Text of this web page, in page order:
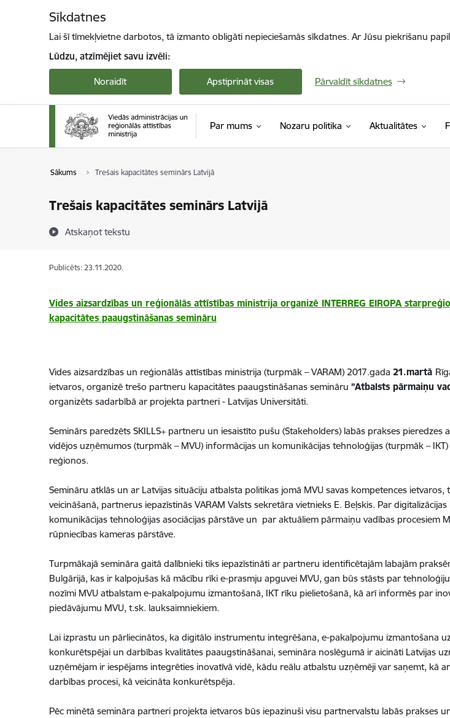
Sīkdatnes
Lai šī tīmekļvietne darbotos, tā izmanto obligāti nepieciešamās sīkdatnes. Ar Jūsu piekrišanu
Lūdzu, atzīmējiet savu izvēli:
Noraidīt Apstiprināt visas Pārvaldīt sīkdatnes
Par mums Nozaru politika Aktualitātes
Sākums Trešais kapacitātes seminārs Latvijā
Trešais kapacitātes seminārs Latvijā
Atskaņot tekstu
Publicēts: 23.11.2020.
Vides aizsardzības un reģionālās attīstības ministrija organizē INTERREG EIROPA
kapacitātes paaugstināšanas semināru
Vides aizsardzības un reģionālās attīstības ministrija (turpmāk – VARAM) 2017.gada 21.martā
ietvaros, organizē trešo partneru kapacitātes paaugstināšanas semināru ”Atbalsts pārmaiņu
organizēts sadarbībā ar projekta partneri - Latvijas Universitāti.
Seminārs paredzēts SKILLS+ partneru un iesaistīto pušu (Stakeholders) labās prakses
vidējos uzņēmumos (turpmāk – MVU) informācijas un komunikācijas tehnoloģijas (turpmāk –
reģionos.
Semināru atklās un ar Latvijas situāciju atbalsta politikas jomā MVU savas kompetences
veicināšanā, partnerus iepazīstinās VARAM Valsts sekretāra vietnieks E. Beļskis. Par
komunikācijas tehnoloģijas asociācijas pārstāve un par aktuāliem pārmaiņu vadības procesiem
rūpniecības kameras pārstāve.
Turpmākajā semināra gaitā dalībnieki tiks iepazīstināti ar partneru identificētajām labajām
Bulgārijā, kas ir kalpojušas kā mācību rīki e-prasmju apguvei MVU, gan būs stāsts par
nozīmi MVU atbalstam e-pakalpojumu izmantošanā, IKT rīku pielietošanā, kā arī informēs par
piedāvājumu MVU, t.sk. lauksaimniekiem.
Lai izprastu un pārliecinātos, ka digitālo instrumentu integrēšana, e-pakalpojumu izmantošana
konkurētspējai un darbības kvalitātes paaugstināšanai, semināra noslēgumā ir aicināti Latvijas
uzņēmējam ir iespējams integrēties inovatīvā vidē, kādu reālu atbalstu uzņēmēji var saņemt, kā
darbības procesi, kā veicināta konkurētspēja.
Pēc minētā semināra partneri projekta ietvaros būs iepazinuši visu partnervalstu labās prakses